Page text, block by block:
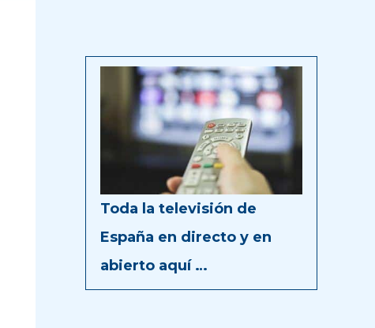
Toda la televisión de
España en directo y en
abierto aquí …